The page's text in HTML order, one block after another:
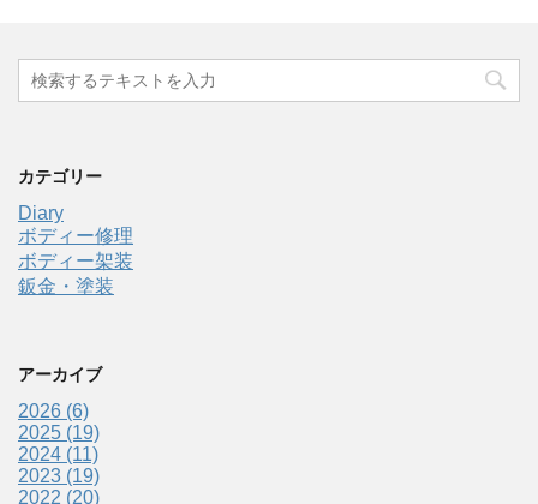
カテゴリー
Diary
ボディー修理
ボディー架装
鈑金・塗装
アーカイブ
2026 (6)
2025 (19)
2024 (11)
2023 (19)
2022 (20)